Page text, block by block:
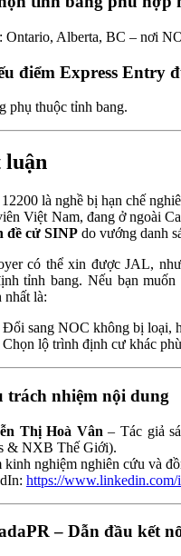
Ontario, Alberta, BC – nơi
điểm Express Entry
phụ thuộc tỉnh bang.
luận
là nghề bị hạn chế
Việt Nam, đang ở ngoài
đề cử SINP do vướng danh
có thể xin được JAL,
tỉnh bang. Nếu bạn
nhất là:
Đổi sang NOC không bị loại,
Chọn lộ trình định cư khác
trách nhiệm nội dung
Thị Hoà Vân – Tác giả
& NXB Thế Giới).
kinh nghiệm nghiên cứu và
https://
– Dẫn đầu kết